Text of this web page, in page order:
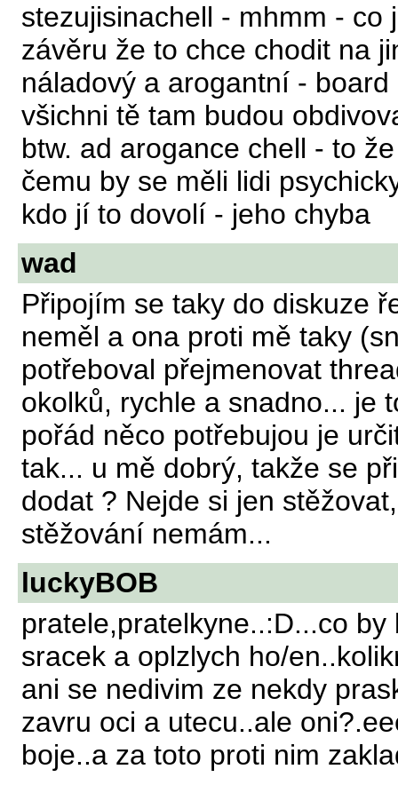
stezujisinachell - mhmm -
závěru že to chce chodit na
náladový a arogantní -
všichni tě tam budou
btw. ad arogance chell - to
čemu by se měli lidi
kdo jí to dovolí - jeho chyba
wad
Připojím se taky do diskuze
neměl a ona proti mě taky
potřeboval přejmenovat
okolků, rychle a snadno... je
pořád něco potřebujou je
tak... u mě dobrý, takže se
dodat ? Nejde si jen
stěžování nemám...
luckyBOB
pratele,pratelkyne..:D...co
sracek a oplzlych ho/
ani se nedivim ze nekdy
zavru oci a utecu..ale
boje..a za toto proti nim